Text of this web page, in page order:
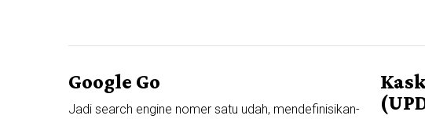
Google Go
Jadi search engine nomer satu udah, mendefinisikan-